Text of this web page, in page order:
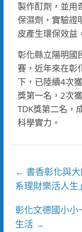
製作酊劑，並用
保濕劑，實驗證
皮產生環保效益
彰化縣立陽明國
賽，近年來在彰
下，已陸續4次
獎第一名，2次
TDK獎第二名，
科學實力。
← 書香彰化與
系理財樂活人生」
彰化文德國小
生活 →